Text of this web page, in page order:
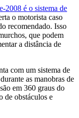
2008 é o sistema de
o motorista caso
recomendado. Isso
que podem
a distância de
com um sistema de
as manobras de
em 360 graus do
de obstáculos e